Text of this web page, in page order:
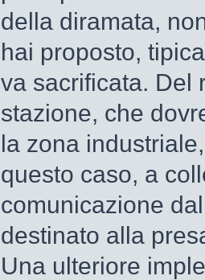
della diramata,
hai proposto,
va sacrificata. Del
stazione, che
la zona
questo caso, a
comunicazione
destinato alla
Una ulteriore